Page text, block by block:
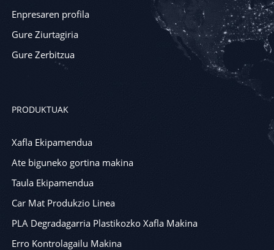
Enpresaren profila
Gure Ziurtagiria
Gure Zerbitzua
PRODUKTUAK
Xafla Ekipamendua
Ate biguneko gortina makina
Taula Ekipamendua
Car Mat Produkzio Linea
PLA Degradagarria Plastikozko Xafla Makina
Erro Kontrolagailu Makina